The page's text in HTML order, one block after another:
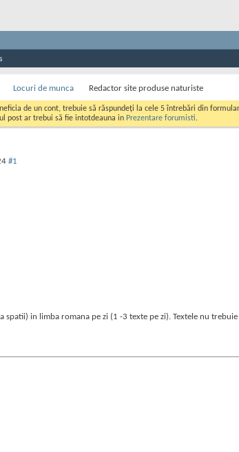
Locuri de munca Redactor site produse naturiste
de un cont, trebuie să răspundeți la cele 5 întrebări din
post ar trebui să fie intotdeauna in Prezentare forumisti.
#1
spatii) in limba romana pe zi (1 -3 texte pe zi). Textele nu